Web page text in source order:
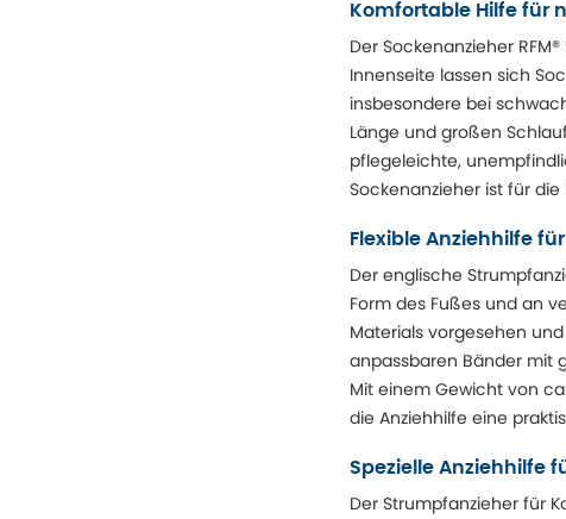
Komfortable Hilfe für
Der Sockenanzieher
Innenseite lassen sich
insbesondere bei
Länge und großen
pflegeleichte,
Sockenanzieher ist für
Flexible Anziehhilfe
Der englische
Form des Fußes und an
Materials vorgesehen
anpassbaren Bänder mit
Mit einem Gewicht von
die Anziehhilfe eine
Spezielle Anziehhilfe
Der Strumpfanzieher für